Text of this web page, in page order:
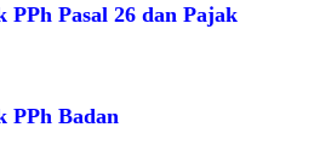
PPh Pasal 26 dan Pajak
PPh Badan